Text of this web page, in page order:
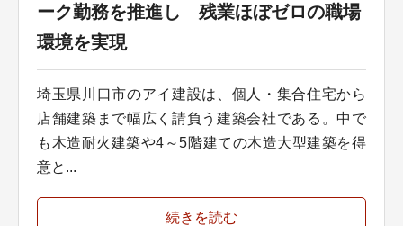
ーク勤務を推進し 残業ほぼゼロの職場
環境を実現
埼玉県川口市のアイ建設は、個人・集合住宅から
店舗建築まで幅広く請負う建築会社である。中で
も木造耐火建築や4～5階建ての木造大型建築を得
意と...
続きを読む